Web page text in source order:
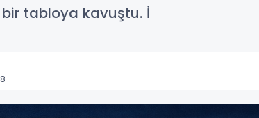
bir tabloya kavuştu. İ